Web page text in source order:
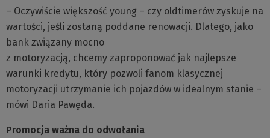
– Oczywiście większość young – czy oldtimerów zyskuje na
wartości, jeśli zostaną poddane renowacji. Dlatego, jako
bank związany mocno
z motoryzacją, chcemy zaproponować jak najlepsze
warunki kredytu, który pozwoli fanom klasycznej
motoryzacji utrzymanie ich pojazdów w idealnym stanie –
mówi Daria Pawęda.
Promocja ważna do odwołania